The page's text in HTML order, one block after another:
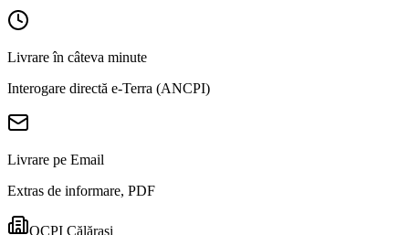
Livrare în câteva minute
Interogare directă e-Terra (ANCPI)
Livrare pe Email
Extras de informare, PDF
OCPI Călărași